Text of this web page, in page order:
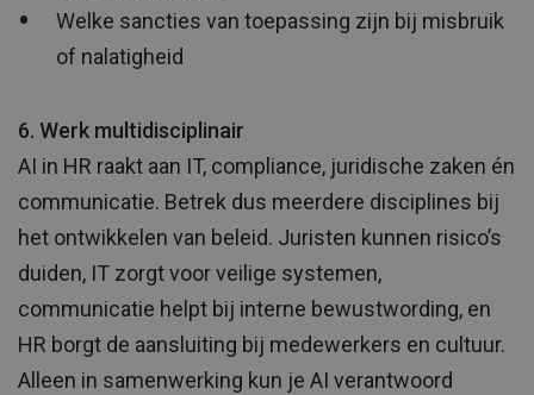
Welke sancties van toepassing zijn bij misbruik
of nalatigheid
6. Werk multidisciplinair
AI in HR raakt aan IT, compliance, juridische zaken én
communicatie. Betrek dus meerdere disciplines bij
het ontwikkelen van beleid. Juristen kunnen risico’s
duiden, IT zorgt voor veilige systemen,
communicatie helpt bij interne bewustwording, en
HR borgt de aansluiting bij medewerkers en cultuur.
Alleen in samenwerking kun je AI verantwoord